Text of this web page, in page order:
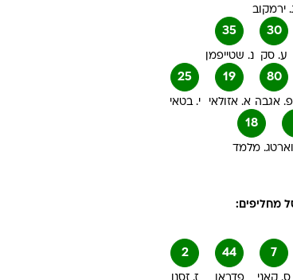
ירמקוב
35
נ. שטייפמן
30
ע. סק
25
י. בטאי
19
א. אזולאי
80
פ. אגבה
18
ג. מלמד
מחליפים:
2
ז. זסנו
44
פדראו
7
ס. קאני